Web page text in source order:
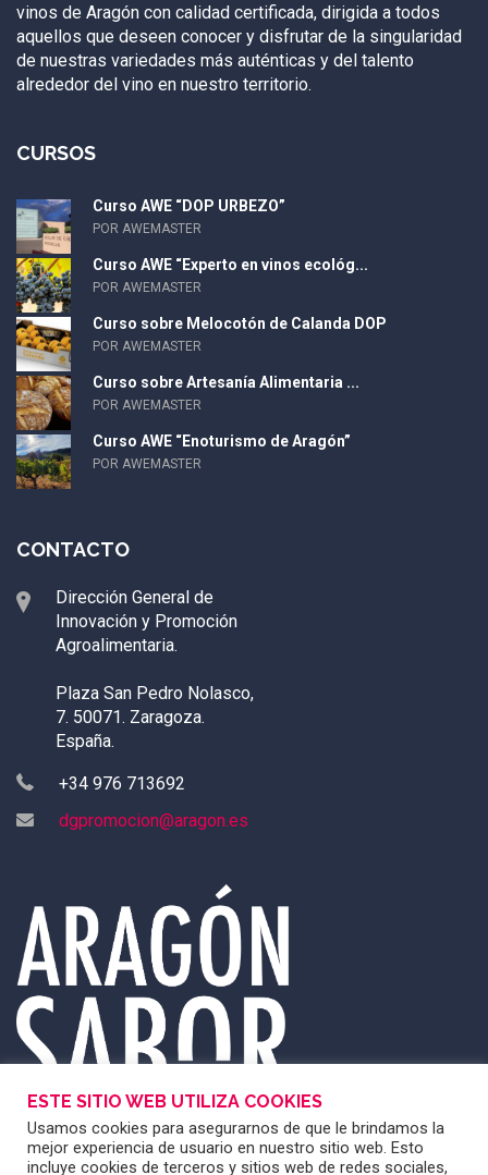
vinos de Aragón con calidad certificada, dirigida a todos
aquellos que deseen conocer y disfrutar de la singularidad
de nuestras variedades más auténticas y del talento
alrededor del vino en nuestro territorio.
CURSOS
Curso AWE “DOP URBEZO”
POR AWEMASTER
Curso AWE “Experto en vinos ecológ...
POR AWEMASTER
Curso sobre Melocotón de Calanda DOP
POR AWEMASTER
Curso sobre Artesanía Alimentaria ...
POR AWEMASTER
Curso AWE “Enoturismo de Aragón”
POR AWEMASTER
CONTACTO
Dirección General de
Innovación y Promoción
Agroalimentaria.
Plaza San Pedro Nolasco,
7. 50071. Zaragoza.
España.
+34 976 713692
dgpromocion@aragon.es
ESTE SITIO WEB UTILIZA COOKIES
Usamos cookies para asegurarnos de que le brindamos la
mejor experiencia de usuario en nuestro sitio web. Esto
incluye cookies de terceros y sitios web de redes sociales,